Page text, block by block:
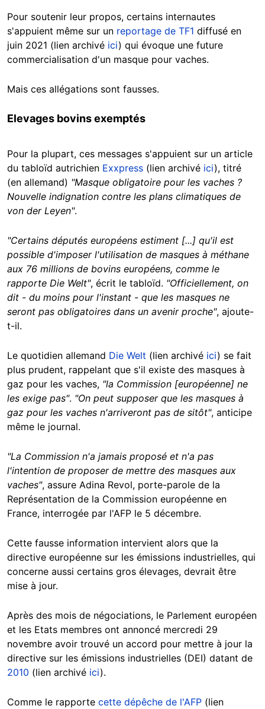
Pour soutenir leur propos, certains internautes
s'appuient même sur un reportage de TF1 diffusé en
juin 2021 (lien archivé ici) qui évoque une future
commercialisation d'un masque pour vaches.
Mais ces allégations sont fausses.
Elevages bovins exemptés
Pour la plupart, ces messages s'appuient sur un article
du tabloïd autrichien Exxpress (lien archivé ici), titré
(en allemand) "Masque obligatoire pour les vaches ?
Nouvelle indignation contre les plans climatiques de
von der Leyen".
"Certains députés européens estiment [...] qu'il est
possible d'imposer l'utilisation de masques à méthane
aux 76 millions de bovins européens, comme le
rapporte Die Welt", écrit le tabloïd. "Officiellement, on
dit - du moins pour l'instant - que les masques ne
seront pas obligatoires dans un avenir proche", ajoute-
t-il.
Le quotidien allemand Die Welt (lien archivé ici) se fait
plus prudent, rappelant que s'il existe des masques à
gaz pour les vaches, "la Commission [européenne] ne
les exige pas". "On peut supposer que les masques à
gaz pour les vaches n'arriveront pas de sitôt", anticipe
même le journal.
"La Commission n'a jamais proposé et n'a pas
l'intention de proposer de mettre des masques aux
vaches", assure Adina Revol, porte-parole de la
Représentation de la Commission européenne en
France, interrogée par l'AFP le 5 décembre.
Cette fausse information intervient alors que la
directive européenne sur les émissions industrielles, qui
concerne aussi certains gros élevages, devrait être
mise à jour.
Après des mois de négociations, le Parlement européen
et les Etats membres ont annoncé mercredi 29
novembre avoir trouvé un accord pour mettre à jour la
directive sur les émissions industrielles (DEI) datant de
2010 (lien archivé ici).
Comme le rapporte cette dépêche de l'AFP (lien